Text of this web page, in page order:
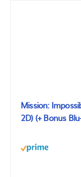
Mission:
2D) (+ Bonus